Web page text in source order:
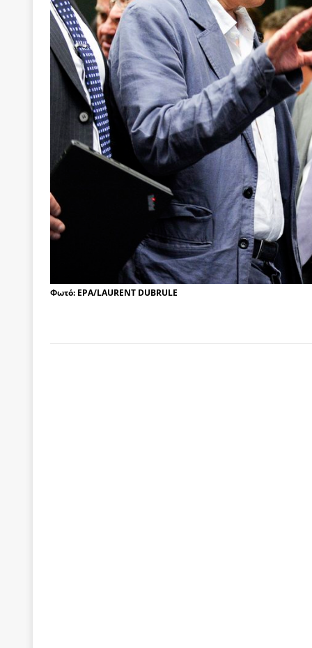
[ 4 Αυγούστου 2026 ]
Τα γεγονότα της
[ 4 Αυγούστου 2026 ] Tηλεοπτικοί “Mega-Fiers”…
[ 4 Αυγούστου 2026 ]
Κώστας Τσουκαλάς:
[ 4 Αυγούστου 2026 ]
Ο Ιωάννης Μεταξάς και η
δικτάτορας
ΕΠΙΛΟΓΕΣ
[ 3 Αυγούστου 2026 ] Η ελευθεροτυπία δεν
[ 3 Αυγούστου 2026 ]
ΠΑΣΟΚ ή ΕΛ.ΑΣ.; Γιατί η
των δύο κομμάτων και όχι Ανδρουλάκη -Τσίπρα.
Φωτό: EPA/LAURENT DUBRULE